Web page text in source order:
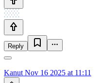
Reply
Kanut Nov 16 2025 at 11:11